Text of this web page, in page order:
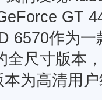
GT
6570作为
全尺寸版本
为高清用